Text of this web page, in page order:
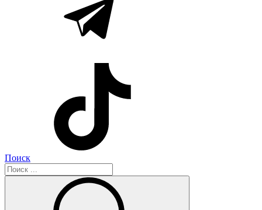
Поиск